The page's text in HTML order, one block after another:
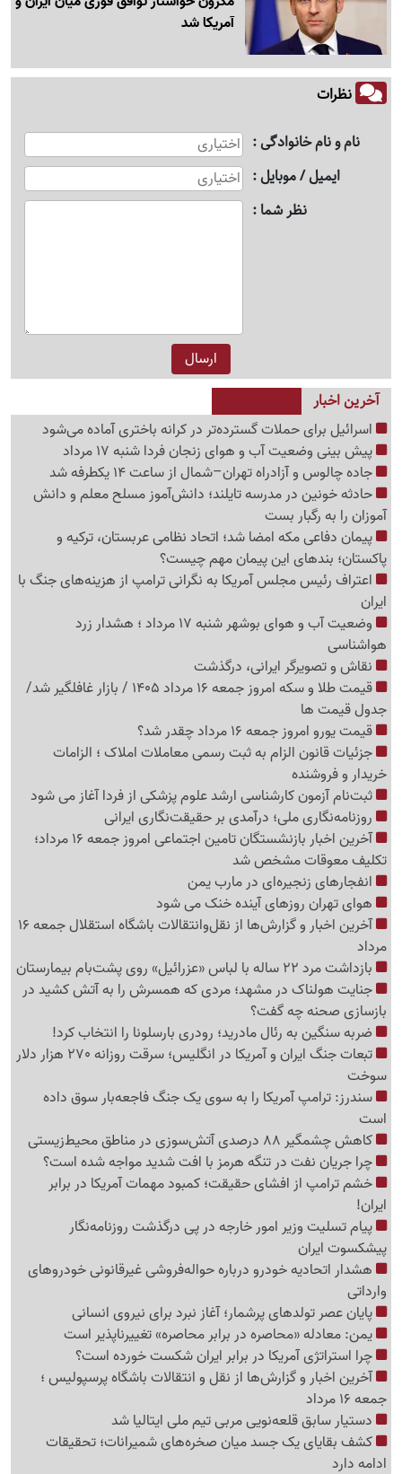
آمریکا شد
نظرات
نام و نام خانوادگی
ایمیل / موبایل
نظر شما
آخرین اخبار
اسرائیل برای حملات گسترده‌تر در کرانه باختری آماده می‌شود
پیش بینی وضعیت آب و هوای زنجان فردا شنبه 17 مرداد
جاده چالوس و آزادراه تهران–شمال از ساعت 14 یکطرفه شد
حادثه خونین در مدرسه تایلند؛ دانش‌آموز مسلح معلم و دانش
آموزان را به رگبار بست
پیمان دفاعی مکه امضا شد؛ اتحاد نظامی عربستان، ترکیه و
پاکستان؛ بندهای این پیمان مهم چیست؟
اعتراف رئیس مجلس آمریکا به نگرانی ترامپ از هزینه‌های جنگ با
ایران
وضعیت آب و هوای بوشهر شنبه 17 مرداد ؛ هشدار زرد
هواشناسی
نقاش و تصویرگر ایرانی، درگذشت
قیمت طلا و سکه امروز جمعه 16 مرداد 1405 / بازار غافلگیر شد/
جدول قیمت ها
قیمت یورو امروز جمعه 16 مرداد چقدر شد؟
جزئیات قانون الزام به ثبت رسمی معاملات املاک ؛ الزامات
خریدار و فروشنده
ثبت‌نام‌ آزمون کارشناسی ارشد علوم پزشکی از فردا آغاز می شود
روزنامه‌نگاری ملی؛ درآمدی بر حقیقت‌نگاری ایرانی
آخرین اخبار بازنشستگان تامین اجتماعی امروز جمعه 16 مرداد؛
تکلیف معوقات مشخص شد
انفجارهای زنجیره‌ای در مارب یمن
هوای تهران روزهای آینده خنک می شود
آخرین اخبار و گزارش‌ها از نقل‌وانتقالات باشگاه استقلال جمعه 16
مرداد
بازداشت مرد 22 ساله با لباس «عزرائیل» روی پشت‌بام بیمارستان
جنایت هولناک در مشهد؛ مردی که همسرش را به آتش کشید در
بازسازی صحنه چه گفت؟
ضربه سنگین به رئال مادرید؛ رودری بارسلونا را انتخاب کرد!
تبعات جنگ ایران و آمریکا در انگلیس؛ سرقت روزانه 270 هزار دلار
سوخت
سندرز: ترامپ آمریکا را به سوی یک جنگ فاجعه‌بار سوق داده
است
کاهش چشمگیر 88 درصدی آتش‌سوزی در مناطق محیط‌زیستی
چرا جریان نفت در تنگه هرمز با افت شدید مواجه شده است؟
خشم ترامپ از افشای حقیقت؛ کمبود مهمات آمریکا در برابر
ایران!
پیام تسلیت وزیر امور خارجه در پی درگذشت روزنامه‌نگار
پیشکسوت ایران
هشدار اتحادیه خودرو درباره حواله‌فروشی غیرقانونی خودروهای
وارداتی
پایان عصر تولدهای پرشمار؛ آغاز نبرد برای نیروی انسانی
یمن: معادله «محاصره در برابر محاصره» تغییرناپذیر است
چرا استراتژی آمریکا در برابر ایران شکست خورده است؟
آخرین اخبار و گزارش‌ها از نقل و انتقالات باشگاه پرسپولیس ؛
جمعه 16 مرداد
دستیار سابق قلعه‌نویی مربی تیم ملی ایتالیا شد
کشف بقایای یک جسد میان صخره‌های شمیرانات؛ تحقیقات
ادامه دارد